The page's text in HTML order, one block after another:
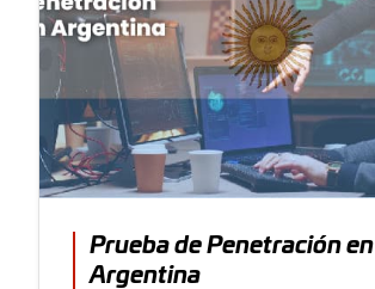
Prueba de Penetración en
Argentina